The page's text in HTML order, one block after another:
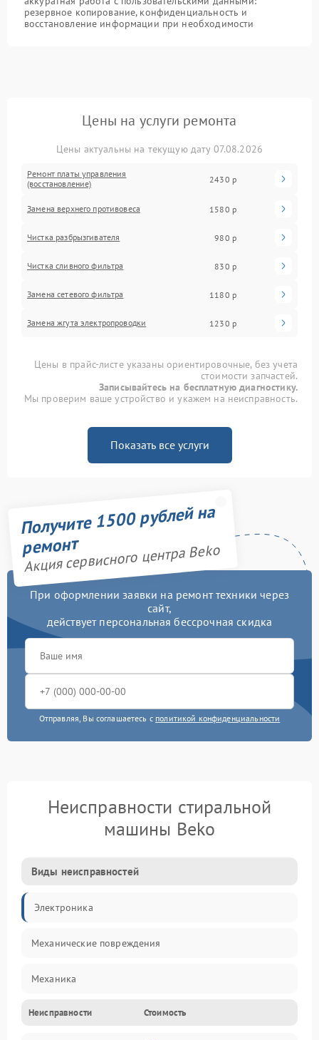
резервное копирование, конфиденциальность и
восстановление информации при необходимости
Цены на услуги ремонта
Цены актуальны на текущую дату 07.08.2026
Ремонт платы управления
(восстановление)
2430 р
Замена верхнего противовеса 1580 р
Чистка разбрызгивателя 980 р
Чистка сливного фильтра 830 р
Замена сетевого фильтра 1180 р
Замена жгута электропроводки 1230 р
Цены в прайс-листе указаны ориентировочные, без учета
стоимости запчастей.
Записывайтесь на бесплатную диагностику.
Мы проверим ваше устройство и укажем на неисправность.
Показать все услуги
Получите 1500 рублей на
ремонт
Акция сервисного центра Beko
При оформлении заявки на ремонт техники через
сайт,
действует персональная бессрочная скидка
Отправляя, Вы соглашаетесь с политикой конфиденциальности
Неисправности стиральной
машины Beko
Виды неисправностей
Электроника
Механические повреждения
Механика
Электропитание
Неисправности Стоимость